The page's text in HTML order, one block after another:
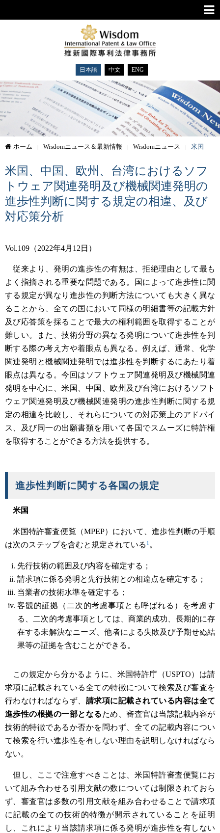
日本語 中文 ENG
ホーム Wisdomニュース＆最新情報 Wisdomニュース 米囯
米国、中国、欧州、台湾におけるソフ
トウェア関連発明及び機械関連発明の
進歩性判断に関する規定の相違、及び
対応策分析
Vol.109（2022年4月12日）
従来より、発明の進歩性の有無は、拒絶理由として最も
よく指摘される重要な問題である。国によって進歩性に関
する規定が異なり進歩性の判断方法についても大きく異な
ることから、全ての国において同様の明細書等の記載方針
及び応答策を採ることで最大の権利範囲を取得することが
難しい。また、技術分野の異なる発明について進歩性を判
断する際の考え方や着眼点も異なる。例えば、通常、化学
関連発明と機械関連発明では進歩性を判断するにあたり着
眼点は異なる。今回はソフトウェア関連発明及び機械関連
発明を中心に、米国、中国、欧州及び台湾におけるソフト
ウェア関連発明及び機械関連発明の進歩性判断に関する規
定の相違を比較し、それらについての対応策上のアドバイ
ス、及び同一の出願書類を用いて各国でスムーズに特許権
を取得することができる方法を提供する。
進歩性判断に関する各国の規定
米国
米国特許審査便覧（MPEP）において、進歩性判断の手順
は次のステップを含むと規定されている 1 。
先行技術の範囲及び内容を確定する；
請求項に係る発明と先行技術との相違点を確定する；
当業者の技術水準を確定する；
客観的証拠（二次的考慮事項とも呼ばれる）を考慮す
る、二次的考慮事項としては、商業的成功、長期的に存
在する未解決なニーズ、他者による失敗及び予期せぬ結
果等の証拠を含むことができる。
この規定から分かるように、米国特許庁（USPTO）は請
求項に記載されている全ての特徴について検索及び審査を
行わなければならず、 請求項に記載されている内容は全て
進歩性の根拠の一部となるため、審査官は当該記載内容が
技術的特徴であるか否かを問わず、全ての記載内容につい
て検索を行い進歩性を有しない理由を説明しなければなら
ない。
但し、ここで注意すべきことは、米国特許審査便覧にお
いて組み合わせる引用文献の数については制限されておら
ず、審査官は多数の引用文献を組み合わせることで請求項
に記載の全ての技術的特徴が開示されていることを証明
し、これにより当該請求項に係る発明が進歩性を有しない